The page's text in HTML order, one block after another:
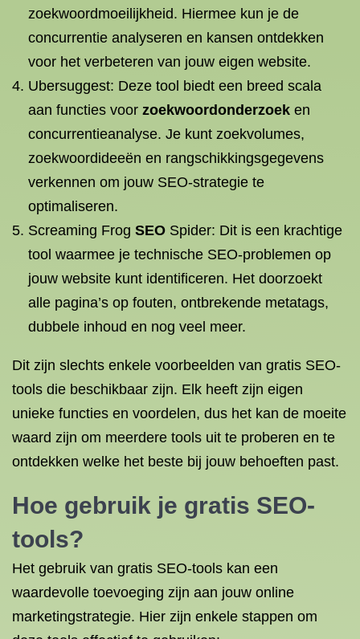
zoekwoordmoeilijkheid. Hiermee kun je de
concurrentie analyseren en kansen ontdekken
voor het verbeteren van jouw eigen website.
Ubersuggest: Deze tool biedt een breed scala
aan functies voor zoekwoordonderzoek en
concurrentieanalyse. Je kunt zoekvolumes,
zoekwoordideeën en rangschikkingsgegevens
verkennen om jouw SEO-strategie te
optimaliseren.
Screaming Frog SEO Spider: Dit is een krachtige
tool waarmee je technische SEO-problemen op
jouw website kunt identificeren. Het doorzoekt
alle pagina’s op fouten, ontbrekende metatags,
dubbele inhoud en nog veel meer.
Dit zijn slechts enkele voorbeelden van gratis SEO-
tools die beschikbaar zijn. Elk heeft zijn eigen
unieke functies en voordelen, dus het kan de moeite
waard zijn om meerdere tools uit te proberen en te
ontdekken welke het beste bij jouw behoeften past.
Hoe gebruik je gratis SEO-
tools?
Het gebruik van gratis SEO-tools kan een
waardevolle toevoeging zijn aan jouw online
marketingstrategie. Hier zijn enkele stappen om